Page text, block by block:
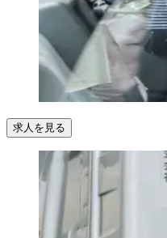
求人を見る